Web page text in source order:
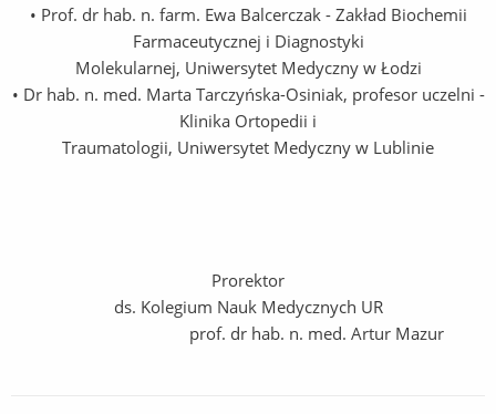
• Prof. dr hab. n. farm. Ewa Balcerczak - Zakład Biochemii
Farmaceutycznej i Diagnostyki
Molekularnej, Uniwersytet Medyczny w Łodzi
• Dr hab. n. med. Marta Tarczyńska-Osiniak, profesor uczelni -
Klinika Ortopedii i
Traumatologii, Uniwersytet Medyczny w Lublinie
Prorektor
ds. Kolegium Nauk Medycznych UR
prof. dr hab. n. med. Artur Mazur